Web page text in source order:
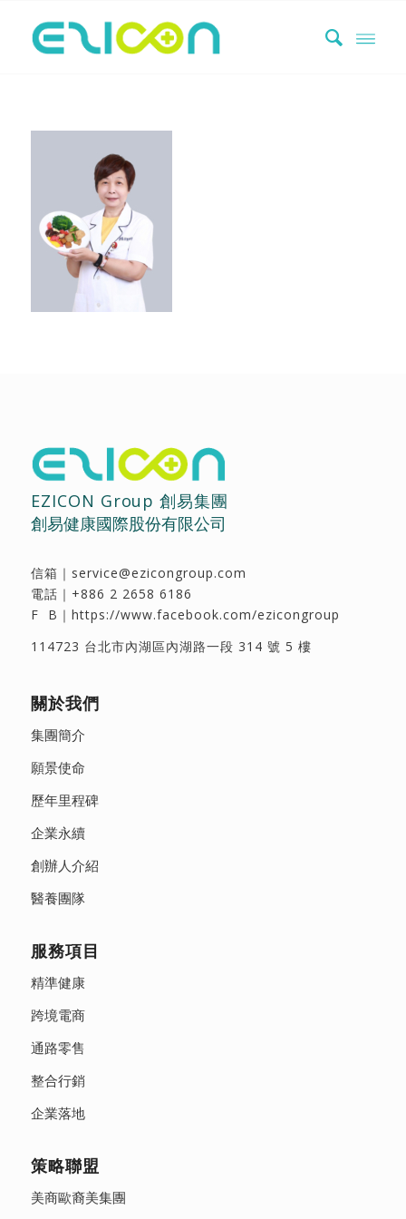
EZICON Group 創易集團
創易健康國際股份有限公司
信箱｜ service@ezicongroup.com
電話｜ +886 2 2658 6186
F B｜ https://www.facebook.com/ezicongroup
114723 台北市內湖區內湖路一段 314 號 5 樓
關於我們
集團簡介
願景使命
歷年里程碑
企業永續
創辦人介紹
醫養團隊
服務項目
精準健康
跨境電商
通路零售
整合行銷
企業落地
策略聯盟
美商歐裔美集團